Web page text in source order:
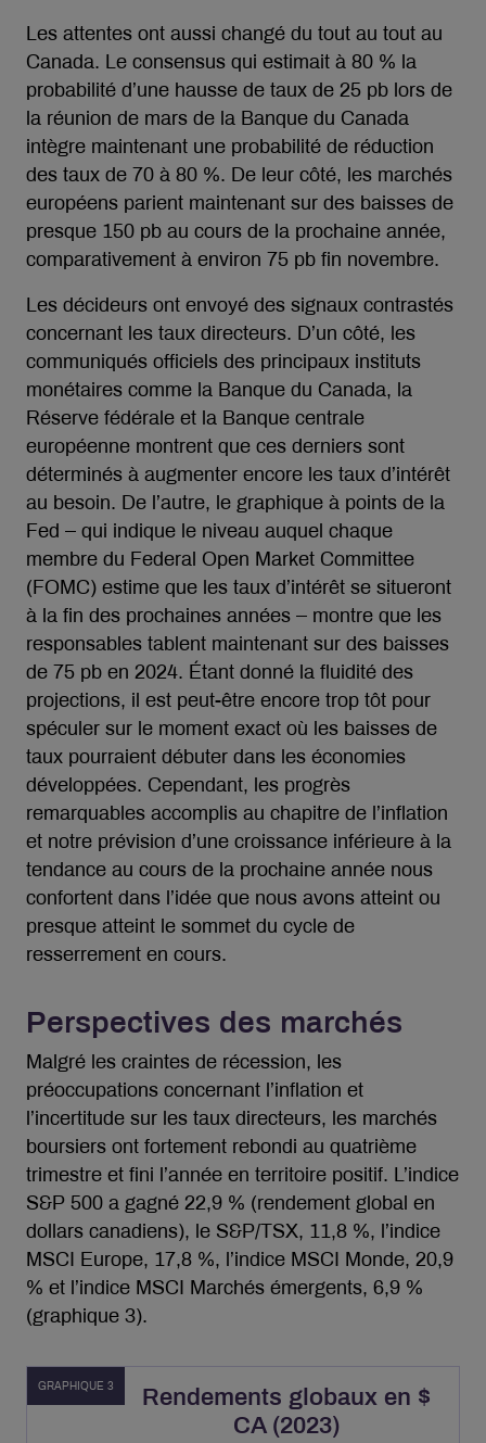
Les attentes ont aussi changé du tout au tout au
Canada. Le consensus qui estimait à 80 % la
probabilité d’une hausse de taux de 25 pb lors de
la réunion de mars de la Banque du Canada
intègre maintenant une probabilité de réduction
des taux de 70 à 80 %. De leur côté, les marchés
européens parient maintenant sur des baisses de
presque 150 pb au cours de la prochaine année,
comparativement à environ 75 pb fin novembre.
Les décideurs ont envoyé des signaux contrastés
concernant les taux directeurs. D’un côté, les
communiqués officiels des principaux instituts
monétaires comme la Banque du Canada, la
Réserve fédérale et la Banque centrale
européenne montrent que ces derniers sont
déterminés à augmenter encore les taux d’intérêt
au besoin. De l’autre, le graphique à points de la
Fed – qui indique le niveau auquel chaque
membre du Federal Open Market Committee
(FOMC) estime que les taux d’intérêt se situeront
à la fin des prochaines années – montre que les
responsables tablent maintenant sur des baisses
de 75 pb en 2024. Étant donné la fluidité des
projections, il est peut-être encore trop tôt pour
spéculer sur le moment exact où les baisses de
taux pourraient débuter dans les économies
développées. Cependant, les progrès
remarquables accomplis au chapitre de l’inflation
et notre prévision d’une croissance inférieure à la
tendance au cours de la prochaine année nous
confortent dans l’idée que nous avons atteint ou
presque atteint le sommet du cycle de
resserrement en cours.
Perspectives des marchés
Malgré les craintes de récession, les
préoccupations concernant l’inflation et
l’incertitude sur les taux directeurs, les marchés
boursiers ont fortement rebondi au quatrième
trimestre et fini l’année en territoire positif. L’indice
S&P 500 a gagné 22,9 % (rendement global en
dollars canadiens), le S&P/TSX, 11,8 %, l’indice
MSCI Europe, 17,8 %, l’indice MSCI Monde, 20,9
% et l’indice MSCI Marchés émergents, 6,9 %
(graphique 3).
GRAPHIQUE 3
Rendements globaux en $
CA (2023)